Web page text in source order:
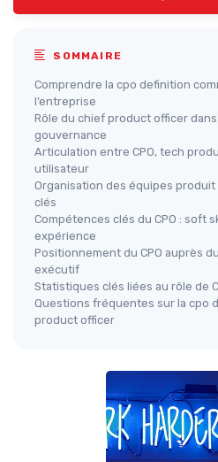
SOMMAIRE
Comprendre la cpo definition
l’entreprise
Rôle du chief product officer
gouvernance
Articulation entre CPO, tech
utilisateur
Organisation des équipes
clés
Compétences clés du CPO : soft
expérience
Positionnement du CPO auprès
exécutif
Statistiques clés liées au rôle de
Questions fréquentes sur la cpo
product officer